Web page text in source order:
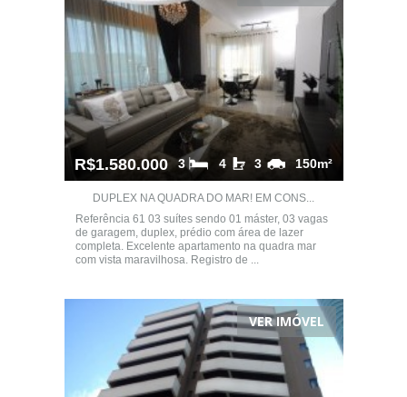
R$1.580.000 150m²
3
4
3
DUPLEX NA QUADRA DO MAR! EM CONS...
Referência 61 03 suítes sendo 01 máster, 03 vagas
de garagem, duplex, prédio com área de lazer
completa. Excelente apartamento na quadra mar
com vista maravilhosa. Registro de ...
VER IMÓVEL